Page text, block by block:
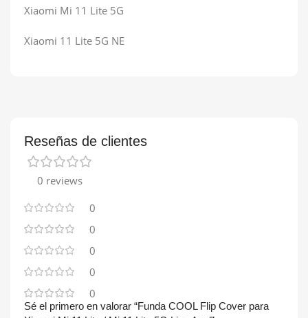
Xiaomi Mi 11 Lite 5G
Xiaomi 11 Lite 5G NE
Reseñas de clientes
0 reviews
0
0
0
0
0
Sé el primero en valorar “Funda COOL Flip Cover para